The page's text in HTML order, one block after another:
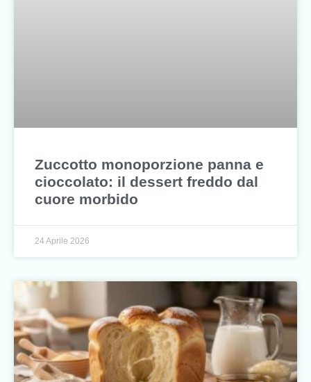
Zuccotto monoporzione panna e
cioccolato: il dessert freddo dal
cuore morbido
24 Aprile 2026